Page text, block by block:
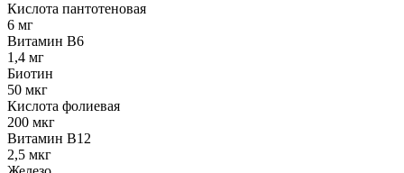
Кислота пантотеновая
6 мг
Витамин B6
1,4 мг
Биотин
50 мкг
Кислота фолиевая
200 мкг
Витамин B12
2,5 мкг